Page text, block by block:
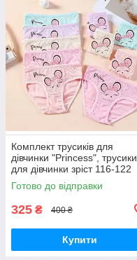
Комплект трусиків для
дівчинки "Princess", трусики
для дівчинки зріст 116-122
набір 5 шт
Готово до відправки
325 ₴ 400 ₴
Купити